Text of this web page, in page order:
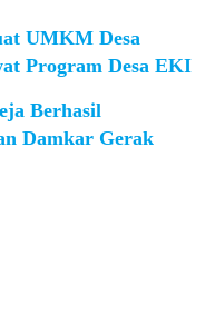
UMKM Desa
Program Desa EKI
Berhasil
Damkar Gerak